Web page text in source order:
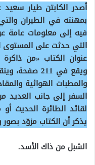
أصدر الكابتن طيار
بمهنته في الطيران
فيه إلى معلومات عامة
التي حدثت على المستوى
عنوان الكتاب «من
والمطبات الهوائية
السفر إلى جانب العديد
لقائد الطائرة الحديث
يذكر أن الكتاب مزوّد
الشبل من ذاك الأسد.